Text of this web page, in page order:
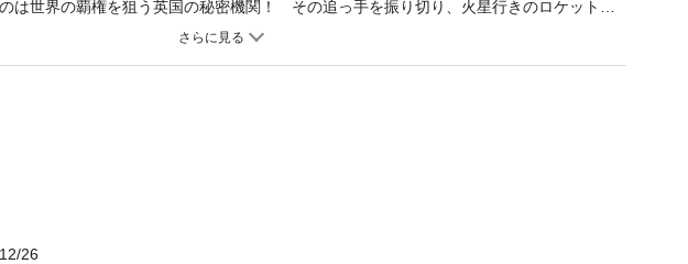
世界の覇権を狙う英国の秘密機関！ その追っ手を振り切り、火星行きのロケットに
若手SF作家の注目株・野村亮馬が挑戦する血と硝煙渦巻く脱出行、ここに堂々完結!!
26